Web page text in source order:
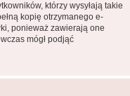
którzy wysyłają takie
kopię otrzymanego e-
ponieważ zawierają one
mógł podjąć